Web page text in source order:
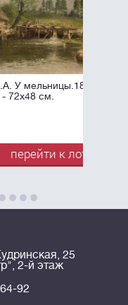
Холст,
25
2-й этаж
92